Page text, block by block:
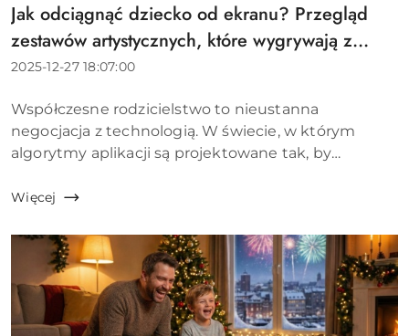
Tytuł
artykułu:
Jak odciągnąć dziecko od ekranu? Przegląd
zestawów artystycznych, które wygrywają z
tabletem
Data
2025-12-27 18:07:00
Treść
artykułu:
Współczesne rodzicielstwo to nieustanna
negocjacja z technologią. W świecie, w którym
algorytmy aplikacji są projektowane tak, by
trudniejsza. Czy wiesz, że według zaleceń
Więcej